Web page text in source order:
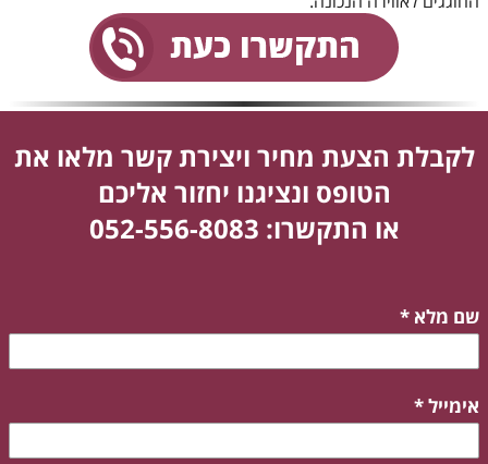
לקבלת הצעת מחיר ויצירת קשר מלאו את
הטופס ונציגנו יחזור אליכם
או התקשרו: 052-556-8083
שם מלא *
אימייל*